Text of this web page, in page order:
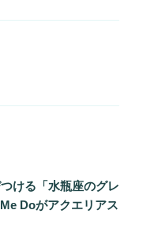
ける「水瓶座のグレ
Doがアクエリアス